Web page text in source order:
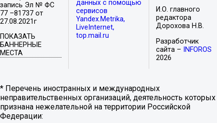
запись Эл № ФС
77 –81737 от
27.08.2021г
ПОКАЗАТЬ
БАННЕРНЫЕ
МЕСТА
данных с помощью
сервисов
Yandex.Metrika,
LiveInternet,
top.mail.ru
И.О. главного
редактора
Дорохова Н.В.
Разработчик
сайта –
INFOROS
2026
* Перечень иностранных и международных
неправительственных организаций, деятельность которых
признана нежелательной на территории Российской
Федерации: